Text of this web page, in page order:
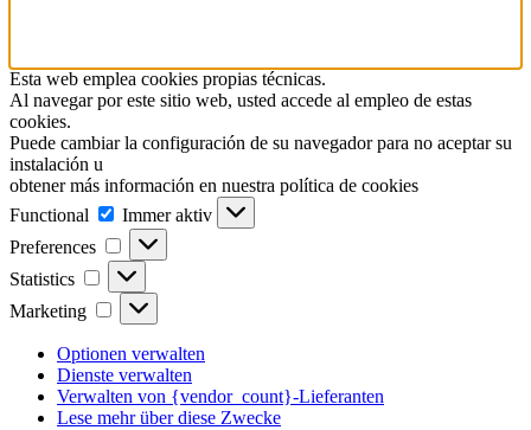
Esta web emplea cookies propias técnicas.
Al navegar por este sitio web, usted accede al empleo de estas
cookies.
Puede cambiar la configuración de su navegador para no aceptar su
instalación u
obtener más información en nuestra política de cookies
Functional
Functional
Immer aktiv
Preferences
Preferences
Statistics Statistics
Marketing Marketing
Optionen verwalten
Dienste verwalten
Verwalten von {vendor_count}-Lieferanten
Lese mehr über diese Zwecke